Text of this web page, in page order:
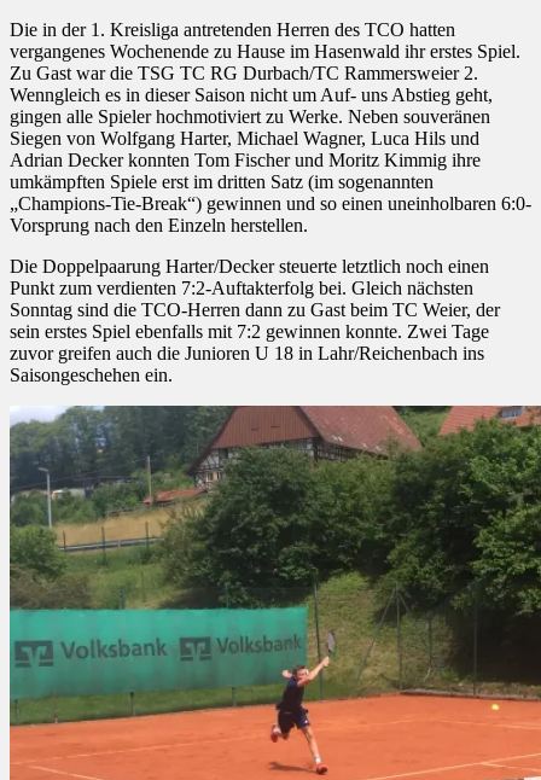
Die in der 1. Kreisliga antretenden Herren des TCO hatten
vergangenes Wochenende zu Hause im Hasenwald ihr erstes Spiel.
Zu Gast war die TSG TC RG Durbach/TC Rammersweier 2.
Wenngleich es in dieser Saison nicht um Auf- uns Abstieg geht,
gingen alle Spieler hochmotiviert zu Werke. Neben souveränen
Siegen von Wolfgang Harter, Michael Wagner, Luca Hils und
Adrian Decker konnten Tom Fischer und Moritz Kimmig ihre
umkämpften Spiele erst im dritten Satz (im sogenannten
„Champions-Tie-Break“) gewinnen und so einen uneinholbaren 6:0-
Vorsprung nach den Einzeln herstellen.
Die Doppelpaarung Harter/Decker steuerte letztlich noch einen
Punkt zum verdienten 7:2-Auftakterfolg bei. Gleich nächsten
Sonntag sind die TCO-Herren dann zu Gast beim TC Weier, der
sein erstes Spiel ebenfalls mit 7:2 gewinnen konnte. Zwei Tage
zuvor greifen auch die Junioren U 18 in Lahr/Reichenbach ins
Saisongeschehen ein.